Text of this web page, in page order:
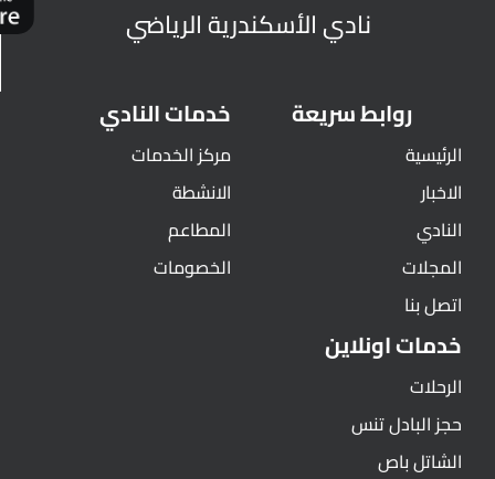
نادي الأسكندرية الرياضي
روابط سريعة
الرئيسية
الاخبار
النادي
المجلات
اتصل بنا
خدمات النادي
مركز الخدمات
الانشطة
المطاعم
الخصومات
خدمات اونلاين
الرحلات
حجز البادل تنس
الشاتل باص